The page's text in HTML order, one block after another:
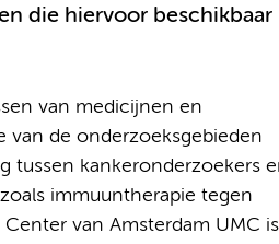
die hiervoor beschikbaar
van medicijnen en
van de onderzoeksgebieden
tussen kankeronderzoekers
immuuntherapie tegen
van Amsterdam UMC is